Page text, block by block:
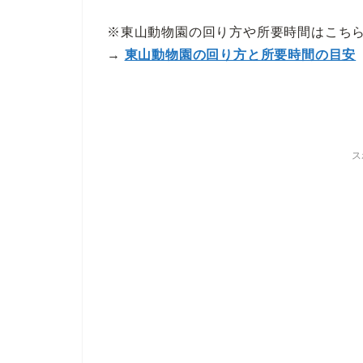
※東山動物園の回り方や所要時間はこちら
→ 東山動物園の回り方と所要時間の目安